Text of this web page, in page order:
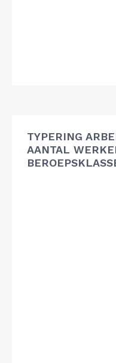
TYPERING
AANTAL